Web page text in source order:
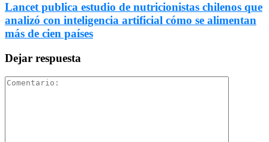
Lancet publica estudio de nutricionistas chilenos que
analizó con inteligencia artificial cómo se alimentan
más de cien países
Dejar respuesta